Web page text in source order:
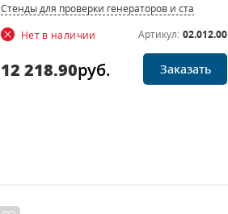
Стенды для проверки генераторов и стартеров
Нет в наличии
Артикул: 02.012.00
12 218.90руб. Заказать